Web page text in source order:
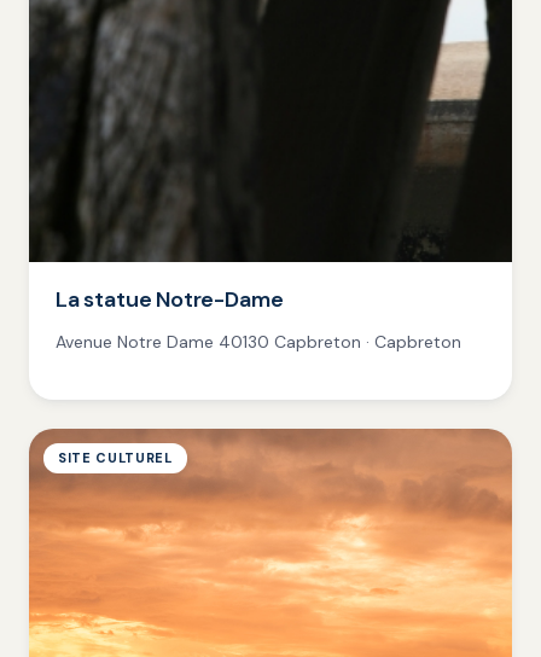
La statue Notre-Dame
Avenue Notre Dame 40130 Capbreton · Capbreton
SITE CULTUREL